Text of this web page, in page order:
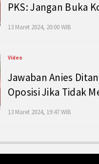
PKS: Jangan Buka
13 Maret 2024, 20:00 WIB
Video
Jawaban Anies
Oposisi Jika Tidak
13 Maret 2024, 19:47 WIB